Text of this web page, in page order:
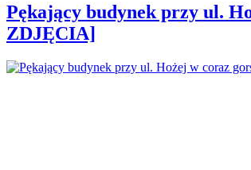
Pękający budynek przy ul.
ZDJĘCIA]